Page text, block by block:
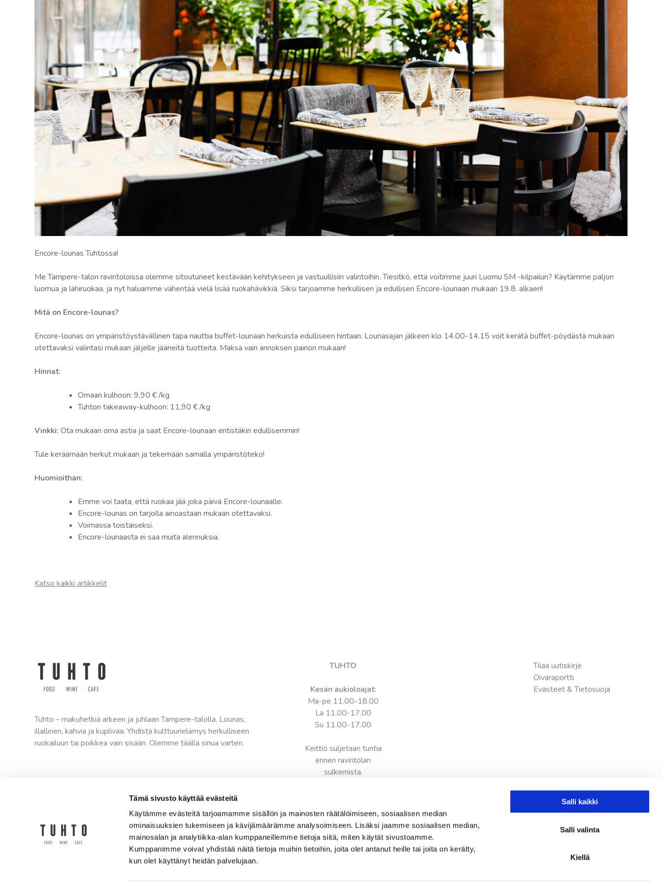
Tämä sivusto käyttää evästeitä
Käytämme evästeitä tarjoamamme sisällön ja mainosten räätälöimiseen, sosiaalisen median
ominaisuuksien tukemiseen ja kävijämäärämme analysoimiseen. Lisäksi jaamme sosiaalisen median,
mainosalan ja analytiikka-alan kumppaneillemme tietoja siitä, miten käytät sivustoamme.
Kumppanimme voivat yhdistää näitä tietoja muihin tietoihin, joita olet antanut heille tai joita on kerätty,
kun olet käyttänyt heidän palvelujaan.
Salli kaikki
Salli valinta
Kiellä
Hävikkilounas
Tampereella
lounas
Tuhtossa
Encore-lounas Tuhtossa!
Me Tampere-talon ravintoloissa olemme sitoutuneet kestävään kehitykseen ja vastuullisiin valintoihin. Tiesitkö, että voitimme juuri Luomu SM -kilpailun? Käytämme paljon
luomua ja lähiruokaa, ja nyt haluamme vähentää vielä lisää ruokahävikkiä. Siksi tarjoamme herkullisen ja edullisen Encore-lounaan mukaan 19.8. alkaen!
Mitä on Encore-lounas?
Encore-lounas on ympäristöystävällinen tapa nauttia buffet-lounaan herkuista edulliseen hintaan. Lounasajan jälkeen klo 14.00-14.15 voit kerätä buffet-pöydästä mukaan
otettavaksi valintasi mukaan jäljelle jääneitä tuotteita. Maksa vain annoksen painon mukaan!
Hinnat:
Omaan kulhoon: 9,90 € /kg
Tuhton takeaway-kulhoon: 11,90 € /kg
Vinkki: Ota mukaan oma astia ja saat Encore-lounaan entistäkin edullisemmin!
Tule keräämään herkut mukaan ja tekemään samalla ympäristöteko!
Huomioithan:
Emme voi taata, että ruokaa jää joka päivä Encore-lounaalle.
Encore-lounas on tarjolla ainoastaan mukaan otettavaksi.
Voimassa toistaiseksi.
Encore-lounaasta ei saa muita alennuksia.
Katso kaikki artikkelit
Tuhto – makuhetkiä arkeen ja juhlaan Tampere-talolla. Lounas,
illallinen, kahvia ja kuplivaa. Yhdistä kulttuurielämys herkulliseen
ruokailuun tai poikkea vain sisään. Olemme täällä sinua varten.
TUHTO
Kesän aukioloajat:
Ma-pe 11.00-18.00
La 11.00-17.00
Su 11.00-17.00
Keittiö suljetaan tuntia
ennen ravintolan
sulkemista.
Tampere-talo
Yliopistokatu 55
33100 Tampere
Ravintolan sali:
+358 50 331 93 15
Tilaa uutiskirje
Oivaraportti
Evästeet & Tietosuoja
Instagram
Facebook